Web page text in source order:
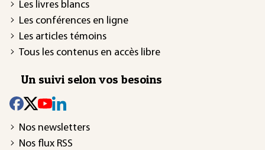
Les livres blancs
Les conférences en ligne
Les articles témoins
Tous les contenus en accès libre
Un suivi selon vos besoins
Nos newsletters
Nos flux RSS